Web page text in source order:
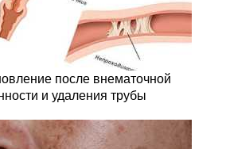
после внематочной
и удаления трубы